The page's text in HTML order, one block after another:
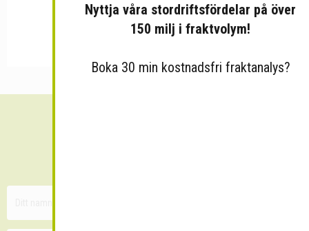
Nyttja våra stordriftsfördelar på över
150 milj i fraktvolym!
Boka 30 min kostnadsfri fraktanalys?